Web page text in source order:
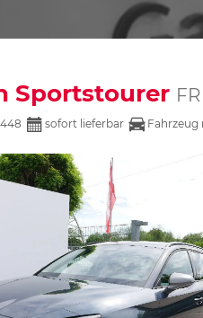
Sportstourer
sofort lieferbar Fahrzeug